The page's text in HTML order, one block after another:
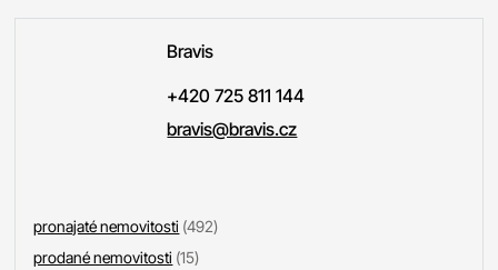
Bravis
+420 725 811 144
bravis@bravis.cz
pronajaté nemovitosti (492)
prodané nemovitosti (15)